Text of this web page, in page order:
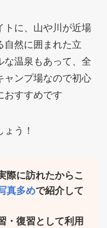
トに、山や川が近場
自然に囲まれた立
な温泉もあって、全
ャンプ場なので初心
おすすめです
う！
際に訪れたからこ
真多めで紹介して
・復習として利用